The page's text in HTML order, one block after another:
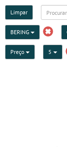
Limpar
BERING
Preço 5